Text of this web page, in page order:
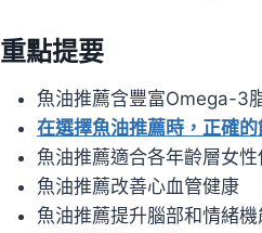
重點提要
魚油推薦含豐富Omega-3
在選擇魚油推薦時，正確
魚油推薦適合各年齡層女性
魚油推薦改善心血管健康
魚油推薦提升腦部和情緒機